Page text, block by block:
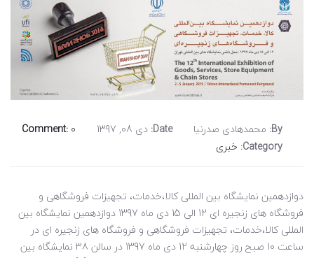
By: محمدهادی صدرنیا Date: دی 08, 1397 Comment: 0
Category: خبری
دوازدهمین نمایشگاه بین المللی کالا،خدمات، تجهیزات فروشگاهی و
فروشگاه های زنجیره ای 12 الی 15 دی ماه 1397 دوازدهمین نمایشگاه بین
المللی کالا،خدمات، تجهیزات فروشگاهی و فروشگاه های زنجیره ای در
ساعت 10 صبح روز چهارشنبه 12 دی ماه 1397 در سالن 38 نمایشگاه بین